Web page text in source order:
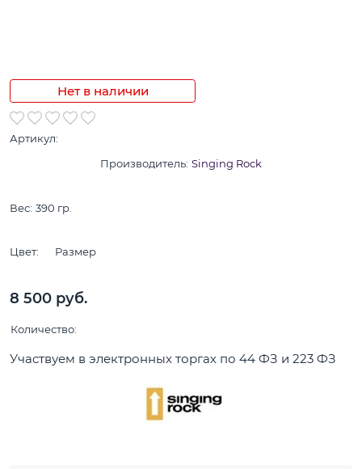
Нет в наличии
Артикул:
Производитель: Singing Rock
Вес: 390 гр.
Цвет: Размер
8 500 руб.
Количество:
Участвуем в электронных торгах по 44 ФЗ и 223 ФЗ